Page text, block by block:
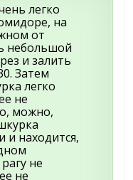
легко
на
от
небольшой
и залить
Затем
легко
не
можно,
и находится,
не
не